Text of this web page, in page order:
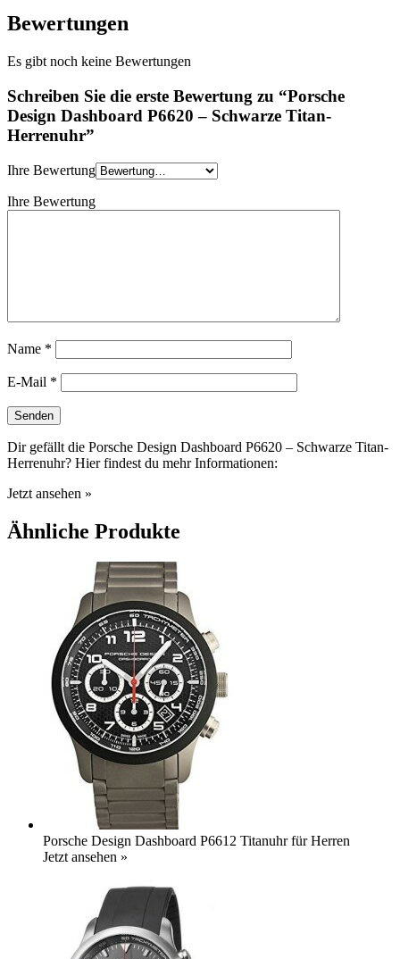
Bewertungen
Es gibt noch keine Bewertungen
Schreiben Sie die erste Bewertung zu “Porsche
Design Dashboard P6620 – Schwarze Titan-
Herrenuhr”
Ihre Bewertung
Ihre Bewertung
Name *
E-Mail *
Dir gefällt die Porsche Design Dashboard P6620 – Schwarze Titan-
Herrenuhr? Hier findest du mehr Informationen:
Jetzt ansehen »
Ähnliche Produkte
Porsche Design Dashboard P6612 Titanuhr für Herren
Jetzt ansehen »